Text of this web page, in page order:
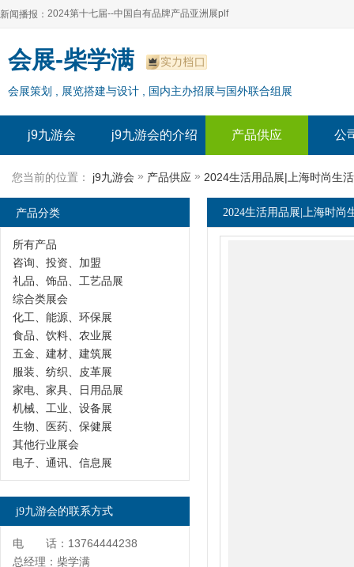
新闻播报：
2024上海自有品牌展--百货展|食品展 零售展|oem展
2024全球自有--品牌产品亚洲展（plf）
2024上海自有品牌展--2024上海oem 贴牌代加工展
2024第十七届--中国自有品牌产品亚洲展plf
2024全球自有--品牌产品亚洲展（plf）
2024年上海--第17届自有品牌展
会展-柴学满
会展策划 , 展览搭建与设计 , 国内主办招展与国外联合组展
j9九游会 j9九游会的介绍 产品供应 公
您当前的位置： j9九游会 » 产品供应 » 2024生活用品展|上海时尚生
2024生活用品展|上海时尚
产品分类
所有产品
咨询、投资、加盟
礼品、饰品、工艺品展
综合类展会
化工、能源、环保展
食品、饮料、农业展
五金、建材、建筑展
服装、纺织、皮革展
家电、家具、日用品展
机械、工业、设备展
生物、医药、保健展
其他行业展会
电子、通讯、信息展
j9九游会的联系方式
电 话：13764444238
总经理：柴学满